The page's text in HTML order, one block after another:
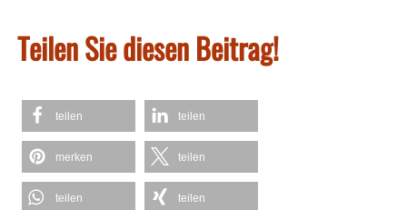
Teilen Sie diesen Beitrag!
teilen teilen
merken teilen
teilen teilen